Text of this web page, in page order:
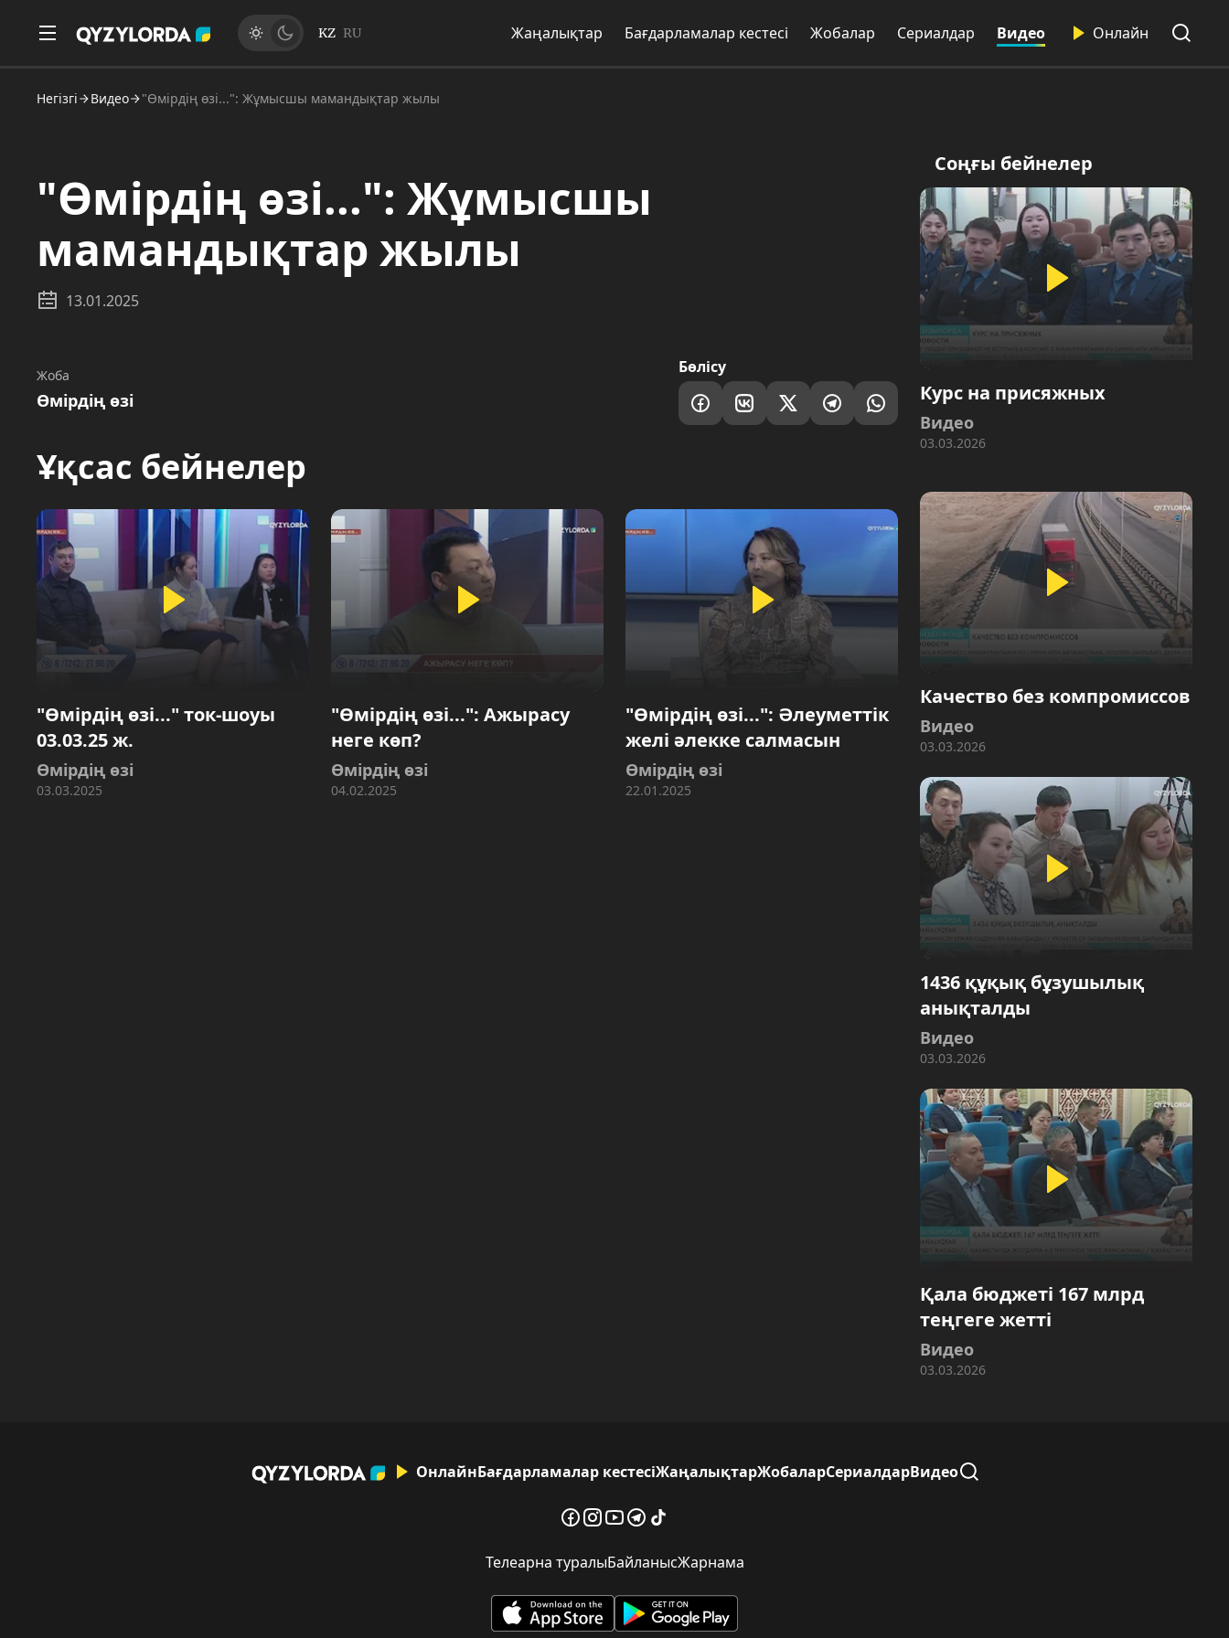
KZ RU Жаңалықтар Бағдарламалар кестесі Жобалар Сериалдар Видео Онлайн
Негізгі Видео "Өмірдің өзі...": Жұмысшы мамандықтар жылы
"Өмірдің өзі...": Жұмысшы
мамандықтар жылы
13.01.2025
Жоба
Өмірдің өзі
Бөлісу
Ұқсас бейнелер
"Өмірдің өзі..." ток-шоуы
03.03.25 ж.
Өмірдің өзі
03.03.2025
"Өмірдің өзі...": Ажырасу
неге көп?
Өмірдің өзі
04.02.2025
"Өмірдің өзі...": Әлеуметтік
желі әлекке салмасын
Өмірдің өзі
22.01.2025
Соңғы бейнелер
Курс на присяжных
Видео
03.03.2026
Качество без компромиссов
Видео
03.03.2026
1436 құқық бұзушылық
анықталды
Видео
03.03.2026
Қала бюджеті 167 млрд
теңгеге жетті
Видео
03.03.2026
ОнлайнБағдарламалар кестесіЖаңалықтарЖобаларСериалдарВидео
Телеарна туралыБайланысЖарнама